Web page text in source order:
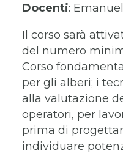
Docenti:
Il corso sarà
del numero
Corso
per gli alberi; i
alla valutazione
operatori, per
prima di
individuare